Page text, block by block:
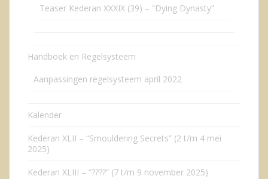
Teaser Kederan XXXIX (39) – “Dying Dynasty”
Handboek en Regelsysteem
Aanpassingen regelsysteem april 2022
Kalender
Kederan XLII – “Smouldering Secrets” (2 t/m 4 mei
2025)
Kederan XLIII – “????” (7 t/m 9 november 2025)